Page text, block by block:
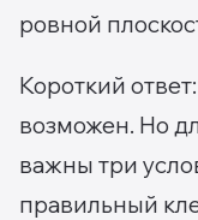
ровной
Короткий
возможен. Но
важны три
правильный